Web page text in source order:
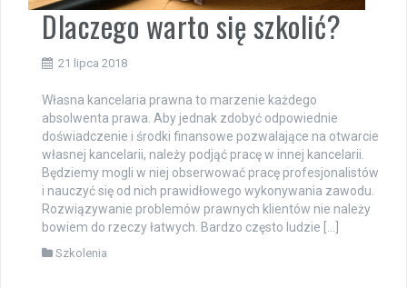
Dlaczego warto się szkolić?
21 lipca 2018
Własna kancelaria prawna to marzenie każdego
absolwenta prawa. Aby jednak zdobyć odpowiednie
doświadczenie i środki finansowe pozwalające na otwarcie
własnej kancelarii, należy podjąć pracę w innej kancelarii.
Będziemy mogli w niej obserwować pracę profesjonalistów
i nauczyć się od nich prawidłowego wykonywania zawodu.
Rozwiązywanie problemów prawnych klientów nie należy
bowiem do rzeczy łatwych. Bardzo często ludzie […]
Szkolenia